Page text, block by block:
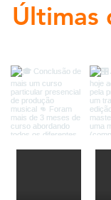
Últimas